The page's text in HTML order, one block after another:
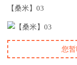
【桑米】03
您